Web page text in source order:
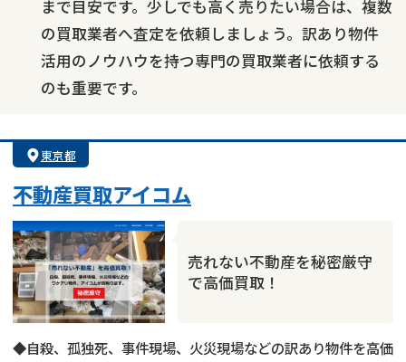
まで目安です。少しでも高く売りたい場合は、複数
の買取業者へ査定を依頼しましょう。訳あり物件
活用のノウハウを持つ専門の買取業者に依頼する
のも重要です。
東京都
不動産買取アイコム
売れない不動産を秘密厳守
で高価買取！
◆自殺、孤独死、事件現場、火災現場などの訳あり物件を高価